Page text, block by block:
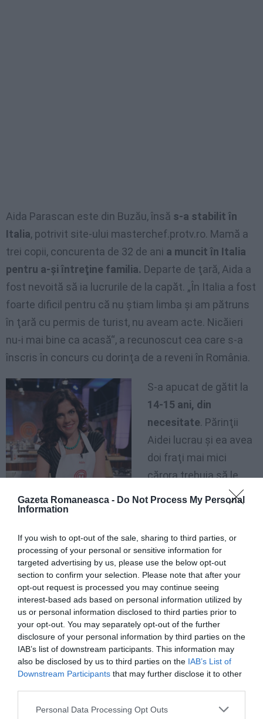
Gazeta Romaneasca - Do Not Process My Personal
Information
If you wish to opt-out of the sale, sharing to third parties, or
processing of your personal or sensitive information for
targeted advertising by us, please use the below opt-out
section to confirm your selection. Please note that after your
opt-out request is processed you may continue seeing
interest-based ads based on personal information utilized by
us or personal information disclosed to third parties prior to
your opt-out. You may separately opt-out of the further
disclosure of your personal information by third parties on the
IAB’s list of downstream participants. This information may
also be disclosed by us to third parties on the IAB’s List of
Downstream Participants that may further disclose it to other
Personal Data Processing Opt Outs
Aida Parascan este din Buzău, însă s-a stabilit în
Italia, potrivit site-ului masterchef.protv.ro. Mamă a
trei copii, concurenta de 32 de ani a muncit în Italia
pentru a-şi întreţine familia. Departe de ţară, Aida a
fost nevoită să ia lucrurile de la capăt. „În Italia a fost
foarte dificil pentru că nu ştiam limba şi am pătruns
în ţară cu permis de turist, nu aveam acte. Nicăieri
nu-i mai bine ca acasă“, a recunoscut cea care s-a
înscris în concurs cu dorinţa de a reveni în România.
S-a apucat de gătit la
14-15 ani, din
necesitate. Părinţii
Aidei lucrau şi ea avea
doi fraţi mai mici
cărora trebuia să le
gătească. Astfel,a
parcursul anilor s-a
perfecţionat. Îi place
să mănânce sănătos
şi găteşte numai cu ingrediente naturale. Este mamă
a trei copii, cărora le găteşte foarte des şi nu le dă
aproape nimic din comerţ.
A lucrat ca ospătar şi a declarat în mai multe rânduri
că show-ul „MasterChef” înseamnă pentru ea un pas
care o pune în mâncare o deosebeşte
de ceilalţi